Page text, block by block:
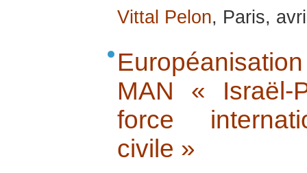
Vittal Pelon, Paris,
MAN « Israël-
force
civile »